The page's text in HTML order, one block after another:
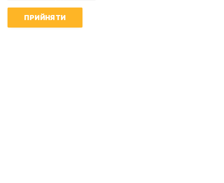
ПРИЙНЯТИ